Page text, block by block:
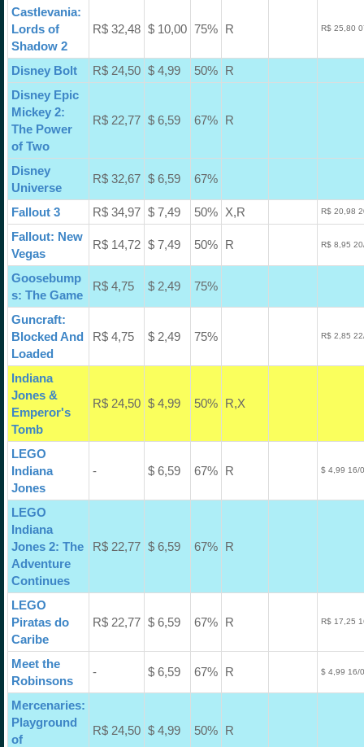
Castlevania:
Lords of
Shadow 2
R$ 32,48 $ 10,00 75% R R$ 25,80
Disney Bolt R$ 24,50 $ 4,99 50%
R
Disney Epic
Mickey 2:
The Power
of Two
R$ 22,77 $ 6,59 67% R
Disney
Universe
R$ 32,67 $ 6,59 67%
Fallout 3 R$ 34,97 $ 7,49 50% X,R R$ 20,98
Fallout: New
Vegas
R$ 14,72 $ 7,49 50% R R$ 8,95
Goosebump
s: The Game
R$ 4,75 $ 2,49 75%
Guncraft:
Blocked And
Loaded
R$ 4,75 $ 2,49 75% R$ 2,85
Indiana
Jones &
Emperor's
Tomb
R$ 24,50 $ 4,99 50% R,X
LEGO
Indiana
Jones
- $ 6,59 67% R $ 4,99 16/
LEGO
Indiana
Jones 2: The
Adventure
Continues
R$ 22,77 $ 6,59 67% R
LEGO
Piratas do
Caribe
R$ 22,77 $ 6,59 67% R R$ 17,25
Meet the
Robinsons
- $ 6,59 67% R $ 4,99 16/
Mercenaries:
Playground
of
R$ 24,50 $ 4,99 50% R